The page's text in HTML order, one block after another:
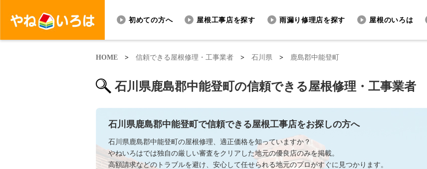
初めての方へ 屋根工事店を探す 雨漏り修理店を探す 屋根のいろは
HOME > 信頼できる屋根修理・工事業者 > 石川県 > 鹿島郡中能登町
石川県鹿島郡中能登町の信頼できる屋根修理・工事業者
石川県鹿島郡中能登町で信頼できる屋根工事店をお探しの方へ
石川県鹿島郡中能登町の屋根修理、適正価格を知っていますか？
やねいろはでは独自の厳しい審査をクリアした地元の優良店のみを掲載。
高額請求などのトラブルを避け、安心して任せられる地元のプロがすぐに見つかります。